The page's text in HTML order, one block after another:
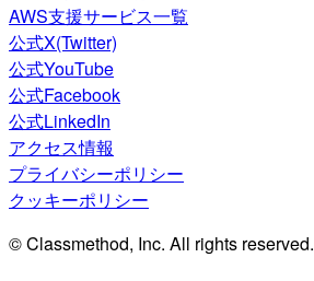
AWS支援サービス一覧
公式X(Twitter)
公式YouTube
公式Facebook
公式LinkedIn
アクセス情報
プライバシーポリシー
クッキーポリシー
© Classmethod, Inc. All rights reserved.